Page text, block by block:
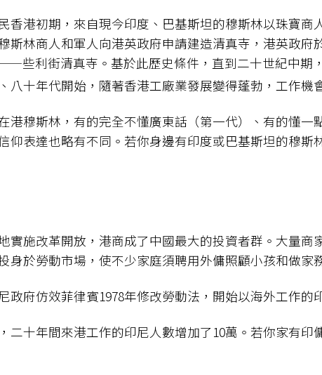
香港初期，來自現今印度、巴基斯坦的穆斯林以珠寶
斯林商人和軍人向港英政府申請建造清真寺，港英政府
些利街清真寺。基於此歷史條件，直到二十世紀中期
八十年代開始，隨著香港工廠業發展變得蓬勃，工作機
港穆斯林，有的完全不懂廣東話（第一代）、有的懂
仰表達也略有不同。若你身邊有印度或巴基斯坦的穆斯
實施改革開放，港商成了中國最大的投資者群。大量
身於勞動市場，使不少家庭須聘用外傭照顧小孩和做家
政府仿效菲律賓1978年修改勞動法，開始以海外工作的
二十年間來港工作的印尼人數增加了10萬。若你家有印